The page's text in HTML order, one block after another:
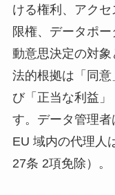
ける権利、アク
限権、データポ
動意思決定の対象
法的根拠は「同
び「正当な利益
す。データ管理者
EU 域内の代理人
27条 2項免除）。